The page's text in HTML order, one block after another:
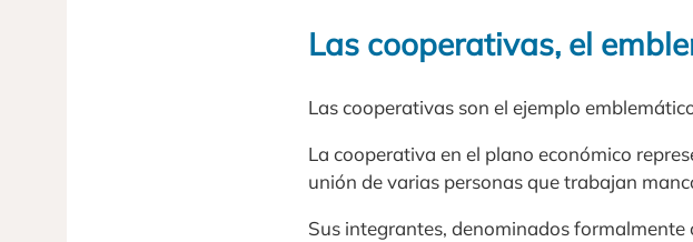
Las cooperativas, el
Las cooperativas son el ejemplo
La cooperativa en el plano económico
unión de varias personas que trabajan
Sus integrantes, denominados